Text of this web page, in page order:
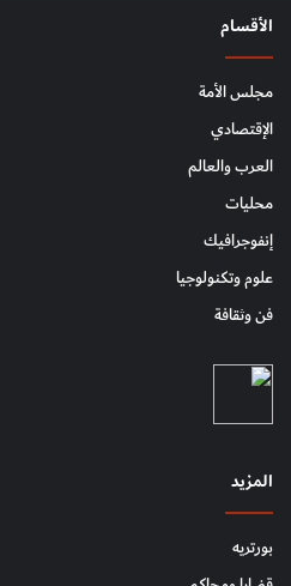
الأقسام
مجلس الأمة
الإقتصادي
العرب والعالم
محليات
إنفوجرافيك
علوم وتكنولوجيا
فن وثقافة
المزيد
بورتريه